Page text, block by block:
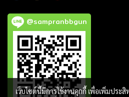
@sampranbbgun
เว็บไซต์นี้มีการใช้งานคุกกี้ เพื่อเพิ่มปร